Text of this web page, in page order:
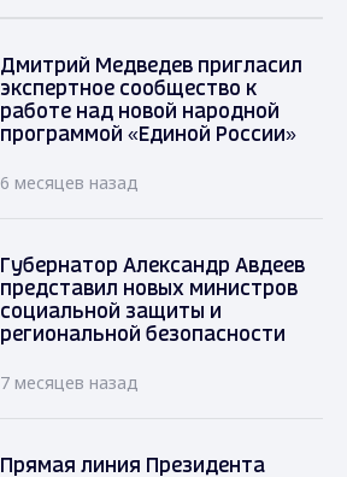
Дмитрий Медведев пригласил
экспертное сообщество к
работе над новой народной
программой «Единой России»
6 месяцев назад
Губернатор Александр Авдеев
представил новых министров
социальной защиты и
региональной безопасности
7 месяцев назад
Прямая линия Президента